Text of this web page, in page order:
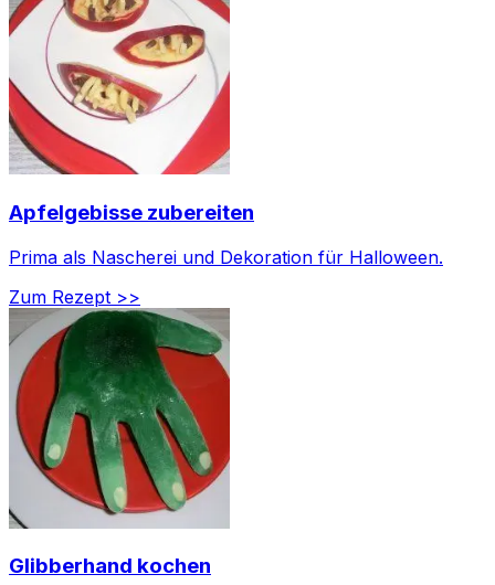
Apfelgebisse zubereiten
Prima als Nascherei und Dekoration für Halloween.
Zum Rezept >>
Glibberhand kochen